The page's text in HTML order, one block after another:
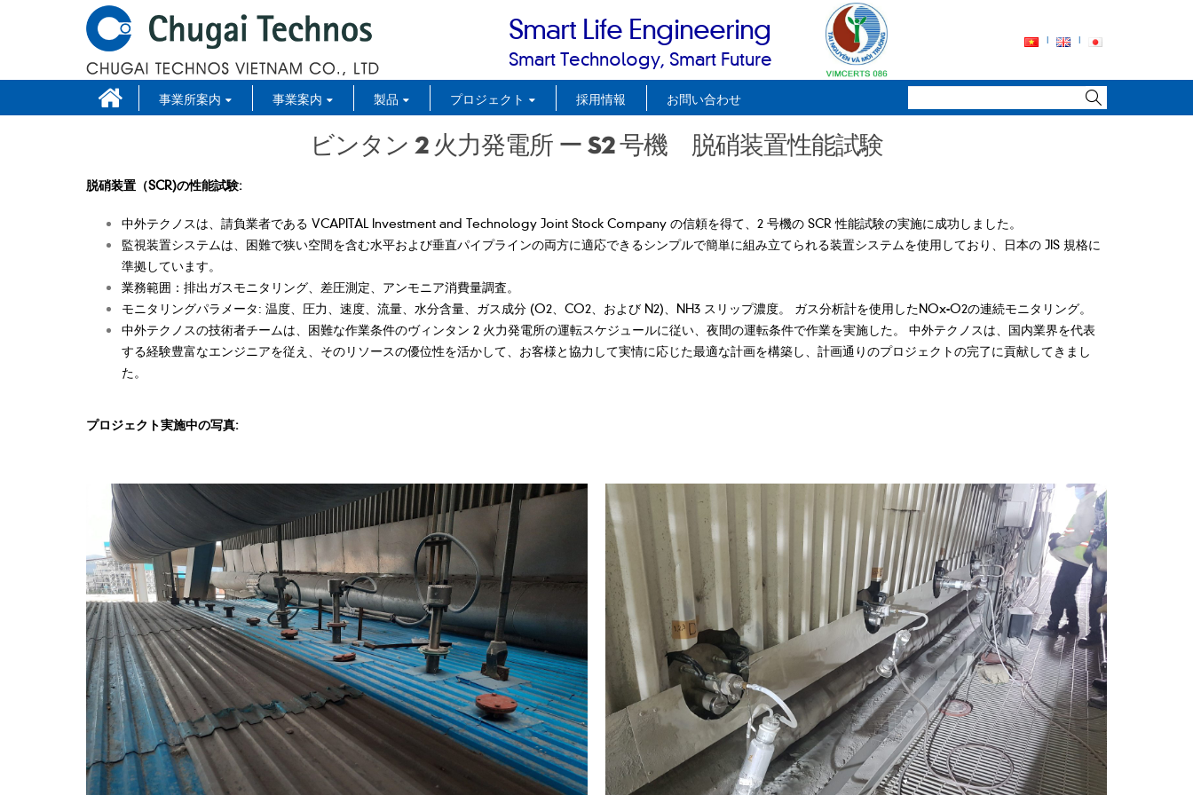
Smart Life Engineering
Smart Technology, Smart Future
事業所案内 事業案内 製品 プロジェクト 採用情報 お問い合わせ
ビンタン 2 火力発電所 ー S2 号機 脱硝装置性能試験
脱硝装置（SCR)の性能試験:
中外テクノスは、請負業者である VCAPITAL Investment and Technology Joint Stock Company の信頼を得て、2 号機の SCR 性能試験の実施に成功しました。
監視装置システムは、困難で狭い空間を含む水平および垂直パイプラインの両方に適応できるシンプルで簡単に組み立てられる装置システムを使用しており、日本の JIS 規格に
準拠しています。
業務範囲：排出ガスモニタリング、差圧測定、アンモニア消費量調査。
モニタリングパラメータ: 温度、圧力、速度、流量、水分含量、ガス成分 (O2、CO2、および N2)、NH3 スリップ濃度。 ガス分析計を使用したNOx-O2の連続モニタリング。
中外テクノスの技術者チームは、困難な作業条件のヴィンタン 2 火力発電所の運転スケジュールに従い、夜間の運転条件で作業を実施した。 中外テクノスは、国内業界を代表
する経験豊富なエンジニアを従え、そのリソースの優位性を活かして、お客様と協力して実情に応じた最適な計画を構築し、計画通りのプロジェクトの完了に貢献してきまし
た。
プロジェクト実施中の写真: